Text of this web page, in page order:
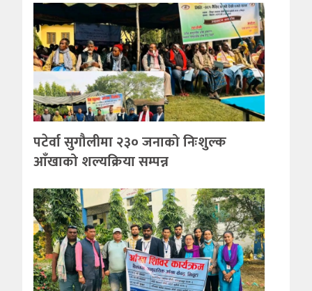
पटेर्वा सुगौलीमा २३० जनाको निःशुल्क
आँखाको शल्यक्रिया सम्पन्न